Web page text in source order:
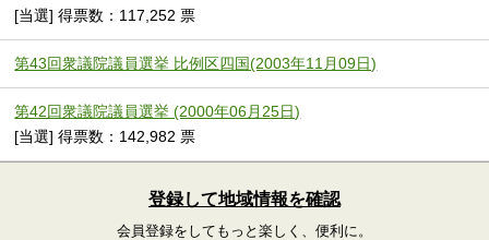
[当選] 得票数：117,252 票
第43回衆議院議員選挙 比例区四国(2003年11月09日)
第42回衆議院議員選挙 (2000年06月25日)
[当選] 得票数：142,982 票
登録して地域情報を確認
会員登録をしてもっと楽しく、便利に。